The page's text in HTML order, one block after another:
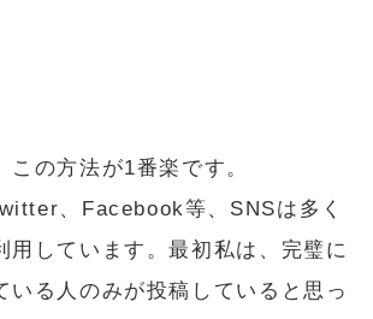
この方法が1番楽です。
、Facebook等、SNSは多く
用しています。最初私は、完璧に
いる人のみが投稿していると思っ